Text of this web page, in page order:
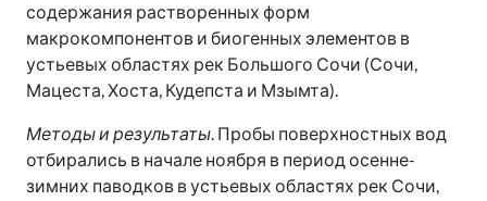
содержания растворенных форм
макрокомпонентов и биогенных элементов в
устьевых областях рек Большого Сочи (Сочи,
Мацеста, Хоста, Кудепста и Мзымта).
Методы и результаты. Пробы поверхностных вод
отбирались в начале ноября в период осенне-
зимних паводков в устьевых областях рек Сочи,